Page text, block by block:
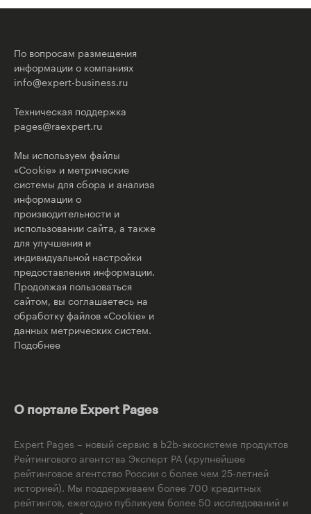
По вопросам размещения
информации о компаниях
info@expert-business.ru
Техническая поддержка
pages@raexpert.ru
Мы используем файлы
«Cookie» и метрические
системы для сбора и анализа
информации о
производительности и
использовании сайта, а также
для улучшения и
индивидуальной настройки
предоставления информации.
Продолжая пользоваться
сайтом, вы соглашаетесь на
обработку файлов «Cookie» и
данных метрических систем.
Подобнее
О портале Expert Pages
Expert Pages – новый сервис в b2b-экосистеме продуктов
Рейтингового агентства Эксперт РА (крупнейшее
рейтинговое агентство России с более чем 25-летней
историей). Мы поддерживаем более 700 кредитных
рейтингов, ежегодно публикуем более 50 исследований и